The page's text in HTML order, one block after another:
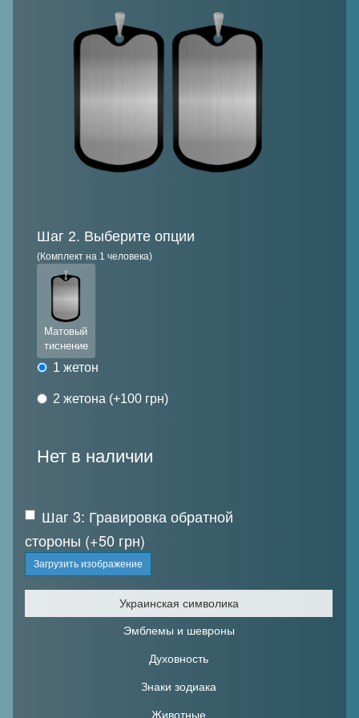
Шаг 2. Выберите опции
(Комплект на 1 человека)
Матовый
тиснение
1 жетон
2 жетона (+100 грн)
Нет в наличии
Шаг 3: Гравировка обратной
стороны (+50 грн)
Загрузить изображение
Украинская символика
Эмблемы и шевроны
Духовность
Знаки зодиака
Животные